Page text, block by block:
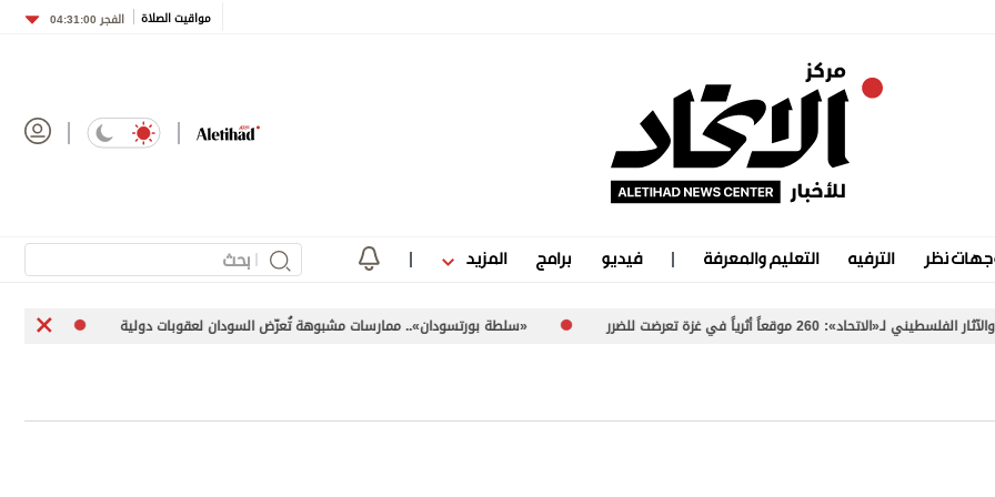
مواقيت الصلاة الفجر 04:31:00
نظر الترفيه التعليم والمعرفة فيديو برامج المزيد
260 موقعاً أثرياً في غزة تعرضت للضرر «سلطة بورتسودان».. ممارسات مشبوهة تُعرّض السودان لعقوبات دولية «اليونيفيل» توثق إطلاق